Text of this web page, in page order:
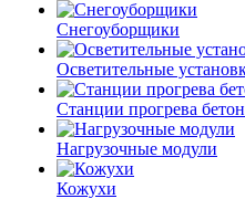
Снегоуборщики
Осветительные
Станции прогрева
Нагрузочные модули
Кожухи